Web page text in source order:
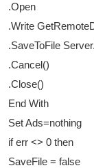
.Open
.Write
.SaveToFile
.Cancel()
.Close()
End With
Set Ads=nothing
if err <> 0 then
SaveFile = false